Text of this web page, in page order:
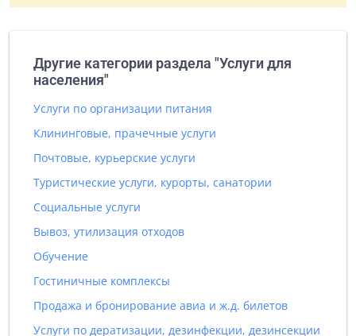
Другие категории раздела "Услуги для
населения"
Услуги по организации питания
Клининговые, прачечные услуги
Почтовые, курьерские услуги
Туристические услуги, курорты, санатории
Социальные услуги
Вывоз, утилизация отходов
Обучение
Гостиничные комплексы
Продажа и бронирование авиа и ж.д. билетов
Услуги по дератизации, дезинфекции, дезинсекции